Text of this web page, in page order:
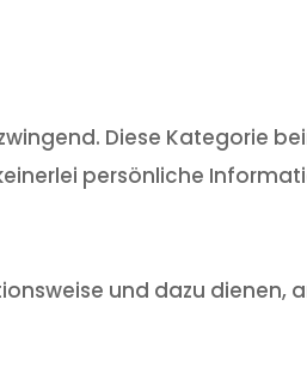
Diese Kategorie
persönliche
und dazu dienen,